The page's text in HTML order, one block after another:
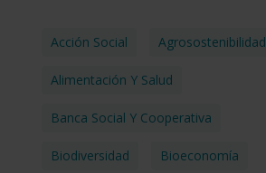
Acción Social Agrosostenibilidad
Alimentación Y Salud
Banca Social Y Cooperativa
Biodiversidad Bioeconomía